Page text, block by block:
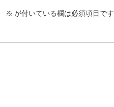
※ が付いている欄は必須項目です